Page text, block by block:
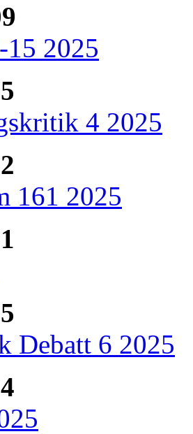
2025
4 2025
161 2025
Debatt 6 2025